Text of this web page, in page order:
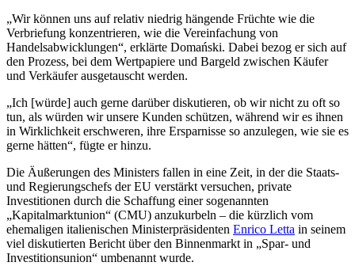
„Wir können uns auf relativ niedrig hängende Früchte wie die
Verbriefung konzentrieren, wie die Vereinfachung von
Handelsabwicklungen“, erklärte Domański. Dabei bezog er sich auf
den Prozess, bei dem Wertpapiere und Bargeld zwischen Käufer
und Verkäufer ausgetauscht werden.
„Ich [würde] auch gerne darüber diskutieren, ob wir nicht zu oft so
tun, als würden wir unsere Kunden schützen, während wir es ihnen
in Wirklichkeit erschweren, ihre Ersparnisse so anzulegen, wie sie es
gerne hätten“, fügte er hinzu.
Die Äußerungen des Ministers fallen in eine Zeit, in der die Staats-
und Regierungschefs der EU verstärkt versuchen, private
Investitionen durch die Schaffung einer sogenannten
„Kapitalmarktunion“ (CMU) anzukurbeln – die kürzlich vom
ehemaligen italienischen Ministerpräsidenten Enrico Letta in seinem
viel diskutierten Bericht über den Binnenmarkt in „Spar- und
Investitionsunion“ umbenannt wurde.